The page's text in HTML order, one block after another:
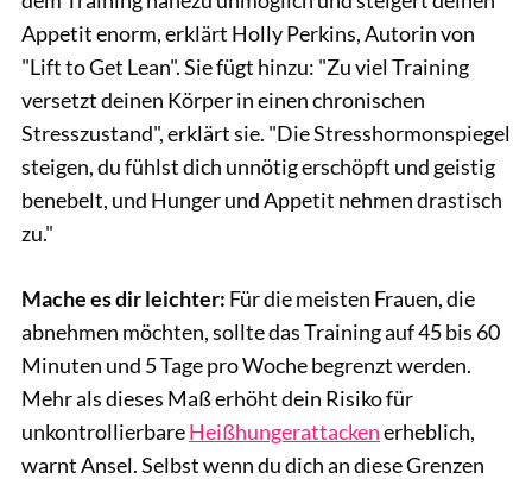
Appetit enorm, erklärt Holly Perkins, Autorin von
"Lift to Get Lean". Sie fügt hinzu: "Zu viel Training
versetzt deinen Körper in einen chronischen
Stresszustand", erklärt sie. "Die Stresshormonspiegel
steigen, du fühlst dich unnötig erschöpft und geistig
benebelt, und Hunger und Appetit nehmen drastisch
zu."
Mache es dir leichter: Für die meisten Frauen, die
abnehmen möchten, sollte das Training auf 45 bis 60
Minuten und 5 Tage pro Woche begrenzt werden.
Mehr als dieses Maß erhöht dein Risiko für
unkontrollierbareHeißhungerattackenerheblich,
warnt Ansel. Selbst wenn du dich an diese Grenzen